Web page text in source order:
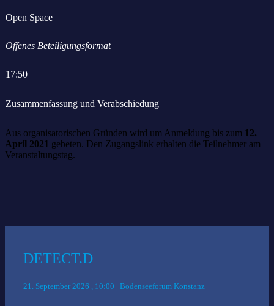
Open Space
Offenes Beteiligungsformat
17:50
Zusammenfassung und Verabschiedung
Aus organisatorischen Gründen wird um Anmeldung bis zum 12.
April 2021 gebeten. Den Zugangslink erhalten die Teilnehmer am
Veranstaltungstag.
DETECT.D
21. September 2026 , 10:00 | Bodenseeforum Konstanz